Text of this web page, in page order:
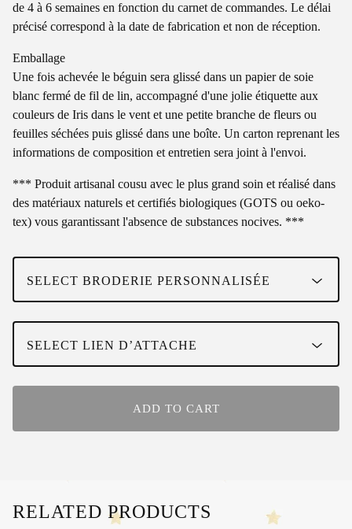
de 4 à 6 semaines en fonction du carnet de commandes. Le délai
précisé correspond à la date de fabrication et non de réception.
Emballage
Une fois achevée le béguin sera glissé dans un papier de soie
blanc fermé de fil de lin, accompagné d'une jolie étiquette aux
couleurs de Iris dans le vent et une petite branche de fleurs ou
feuilles séchées puis glissé dans une boîte. Un carton reprenant les
informations de composition et entretien sera joint à l'envoi.
*** Produit artisanal cousu avec le plus grand soin et réalisé dans
des matériaux naturels et certifiés biologiques (GOTS ou oeko-
tex) vous garantissant l'absence de substances nocives. ***
ADD TO CART
RELATED PRODUCTS